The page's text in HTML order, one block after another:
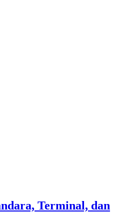
Terminal, dan